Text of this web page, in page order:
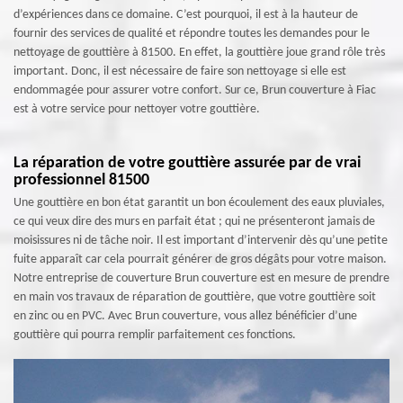
d’expériences dans ce domaine. C’est pourquoi, il est à la hauteur de
fournir des services de qualité et répondre toutes les demandes pour le
nettoyage de gouttière à 81500. En effet, la gouttière joue grand rôle très
important. Donc, il est nécessaire de faire son nettoyage si elle est
endommagée pour assurer votre confort. Sur ce, Brun couverture à Fiac
est à votre service pour nettoyer votre gouttière.
La réparation de votre gouttière assurée par de vrai
professionnel 81500
Une gouttière en bon état garantit un bon écoulement des eaux pluviales,
ce qui veux dire des murs en parfait état ; qui ne présenteront jamais de
moisissures ni de tâche noir. Il est important d’intervenir dès qu’une petite
fuite apparaît car cela pourrait générer de gros dégâts pour votre maison.
Notre entreprise de couverture Brun couverture est en mesure de prendre
en main vos travaux de réparation de gouttière, que votre gouttière soit
en zinc ou en PVC. Avec Brun couverture, vous allez bénéficier d’une
gouttière qui pourra remplir parfaitement ces fonctions.